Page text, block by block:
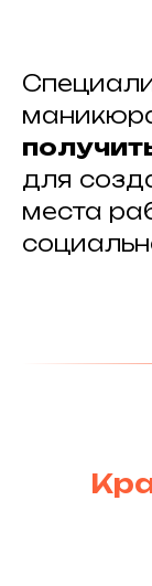
для
места